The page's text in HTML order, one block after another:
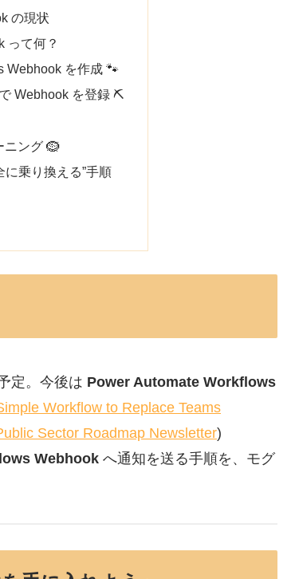
の現状
って何？
を作成 🐾
Webhook を登録 ⛏️
ング 🪹
乗り換える”手順
定。今後は Power Automate Workflows
Workflow to Replace Teams
Sector Roadmap Newsletter)
Webhook へ通知を送る手順を、モグ